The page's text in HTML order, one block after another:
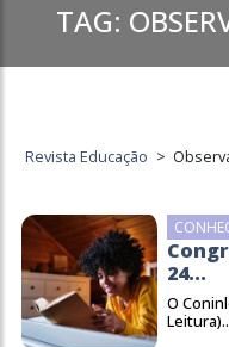
TAG:
Revista Educação >
24...
O